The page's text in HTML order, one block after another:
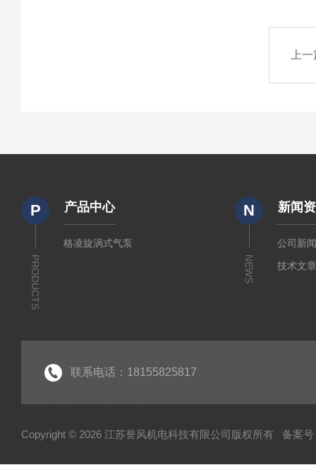
上
P
PRODUCTS
产品中心
格凌旋涡式气泵
N
NEWS
新闻
公司新
技术文
联系电话：18155825817
Copyright © 2026 江苏誉风机电科技有限公司版权所有 备案号